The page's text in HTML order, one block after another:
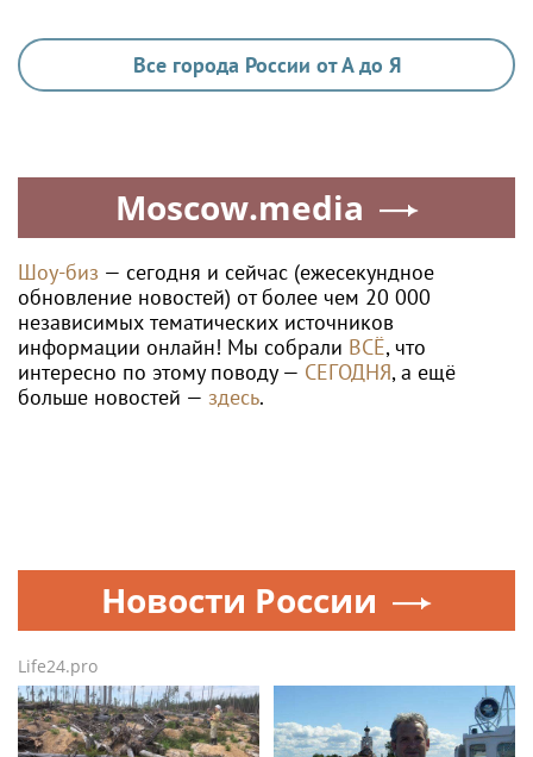
Все города России от А до Я
Moscow.media
Шоу-биз — сегодня и сейчас (ежесекундное
обновление новостей) от более чем 20 000
независимых тематических источников
информации онлайн! Мы собрали ВСЁ, что
интересно по этому поводу — СЕГОДНЯ, а ещё
больше новостей — здесь.
Новости России
Life24.pro